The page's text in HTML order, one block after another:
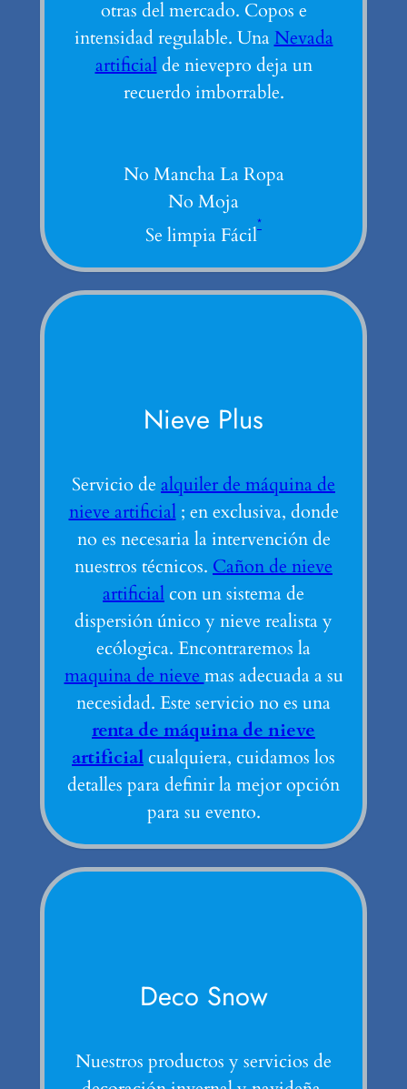
otras del mercado. Copos e
intensidad regulable. Una Nevada
artificialde nievepro deja un
recuerdo imborrable.
No Mancha La Ropa
No Moja
Se limpia Fácil*
Nieve Plus
Servicio de alquiler de máquina de
nieve artificial; en exclusiva, donde
no es necesaria la intervención de
nuestros técnicos. Cañon de nieve
artificialcon un sistema de
dispersión único y nieve realista y
ecólogica. Encontraremos la
maquina de nieve mas adecuada a su
necesidad. Este servicio no es una
renta de máquina de nieve
artificialcualquiera, cuidamos los
detalles para definir la mejor opción
para su evento.
Deco Snow
Nuestros productos y servicios de